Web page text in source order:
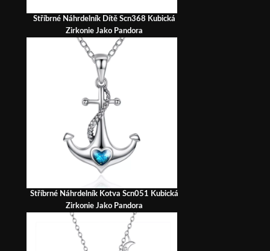
Stříbrné Náhrdelník Dítě Scn368 Kubická
Zirkonie Jako Pandora
Stříbrné Náhrdelník Kotva Scn051 Kubická
Zirkonie Jako Pandora